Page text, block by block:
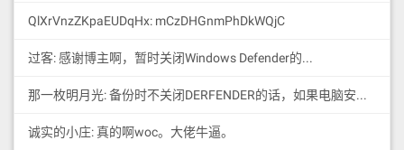
QlXrVnzZKpaEUDqHx: mCzDHGnmPhDkWQjC
过客: 感谢博主啊，暂时关闭Windows Defender的...
那一枚明月光: 备份时不关闭DERFENDER的话，如果电脑安装有破解...
诚实的小庄: 真的啊woc。大佬牛逼。